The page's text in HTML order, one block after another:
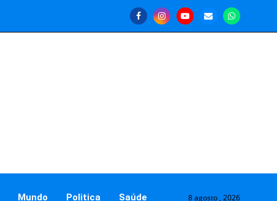
Mundo Politica Saúde 8 agosto , 2026